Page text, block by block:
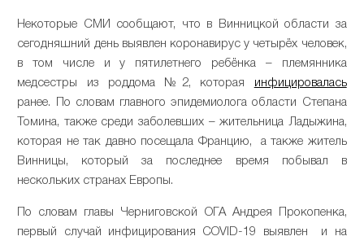
Некоторые СМИ сообщают, что в Винницкой области за
сегодняшний день выявлен коронавирус у четырёх человек,
в том числе и у пятилетнего ребёнка – племянника
медсестры из роддома №2, которая инфицировалась
ранее. По словам главного эпидемиолога области Степана
Томина, также среди заболевших – жительница Ладыжина,
которая не так давно посещала Францию, а также житель
Винницы, который за последнее время побывал в
нескольких странах Европы.
По словам главы Черниговской ОГА Андрея Прокопенка,
первый случай инфицирования COVID-19 выявлен и на